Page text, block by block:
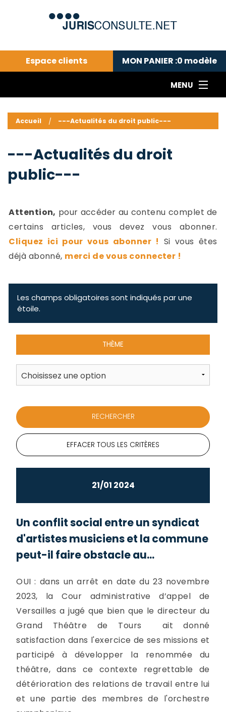
Espace clients MON PANIER :0 modèle
MENU
---Actualités du droit public---
Droit pénal---
Droit privé ---
Abonnement aux actualités
Accueil ---Actualités du droit public---
---Actualités du droit
public---
Attention, pour accéder au contenu complet de
certains articles, vous devez vous abonner.
Cliquez ici pour vous abonner ! Si vous êtes
déjà abonné, merci de vous connecter !
Les champs obligatoires sont indiqués par une
étoile.
THÈME
EFFACER TOUS LES CRITÈRES
21/01 2024
Un conflit social entre un syndicat
d'artistes musiciens et la commune
peut-il faire obstacle au...
OUI : dans un arrêt en date du 23 novembre
2023, la Cour administrative d’appel de
Versailles a jugé que bien que le directeur du
Grand Théâtre de Tours ait donné
satisfaction dans l'exercice de ses missions et
participé à développer la renommée du
théâtre, dans ce contexte regrettable de
détérioration des relations de travail entre lui
et une partie des membres de l'orchestre